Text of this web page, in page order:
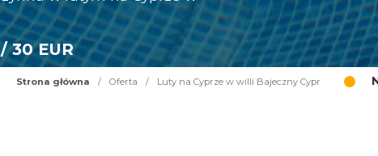
30 EUR
Strona główna / Oferta / Luty na Cyprze w willi Bajeczny Cypr